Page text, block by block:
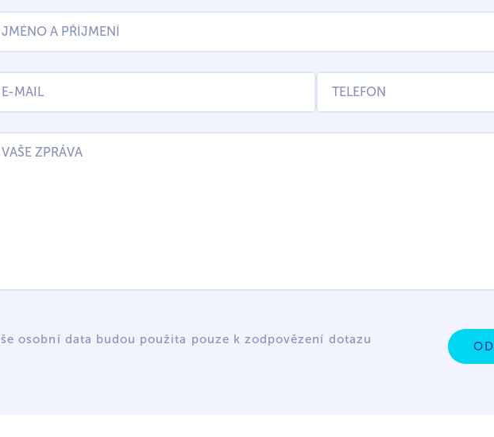
osobní data budou použita pouze k zodpovězení dotazu